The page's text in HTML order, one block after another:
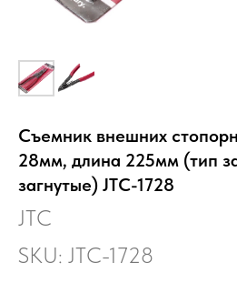
Съемник внешних
28мм, длина 225мм (тип
загнутые) JTC-1728
JTC
SKU: JTC-1728